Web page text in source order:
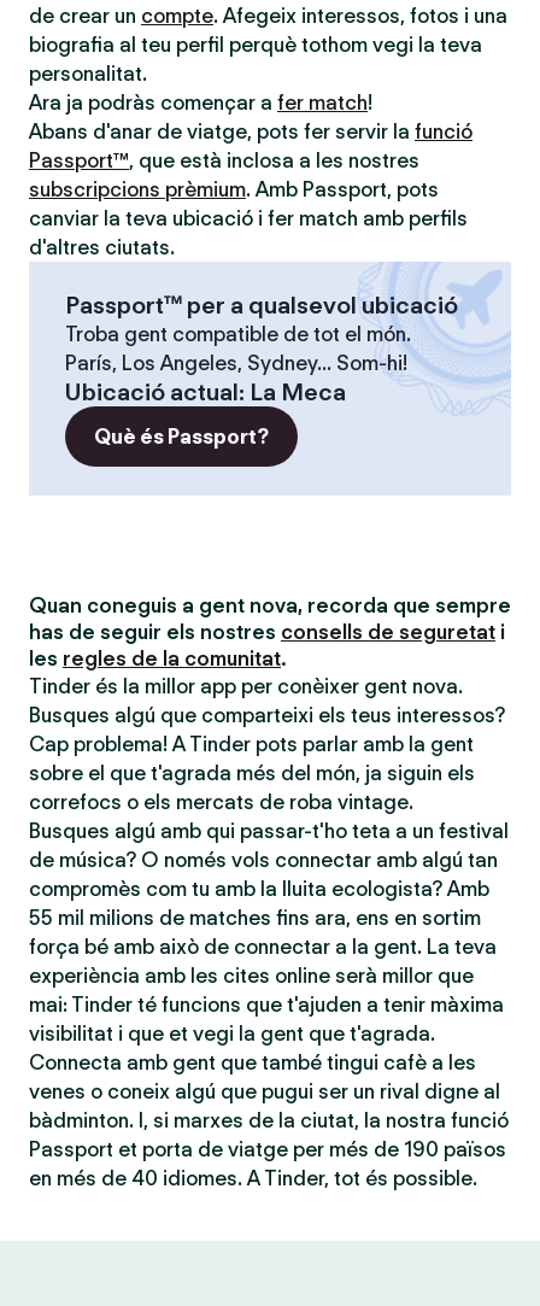
de crear un compte. Afegeix interessos, fotos i una
biografia al teu perfil perquè tothom vegi la teva
personalitat.
Ara ja podràs començar a fer match!
Abans d'anar de viatge, pots fer servir la funció
Passport™, que està inclosa a les nostres
subscripcions prèmium. Amb Passport, pots
canviar la teva ubicació i fer match amb perfils
d'altres ciutats.
Passport™ per a qualsevol ubicació
Troba gent compatible de tot el món.
París, Los Angeles, Sydney... Som-hi!
Ubicació actual: La Meca
Què és Passport?
Quan coneguis a gent nova, recorda que sempre
has de seguir els nostres consells de seguretat i
les regles de la comunitat.
Tinder és la millor app per conèixer gent nova.
Busques algú que comparteixi els teus interessos?
Cap problema! A Tinder pots parlar amb la gent
sobre el que t'agrada més del món, ja siguin els
correfocs o els mercats de roba vintage.
Busques algú amb qui passar-t'ho teta a un festival
de música? O només vols connectar amb algú tan
compromès com tu amb la lluita ecologista? Amb
55 mil milions de matches fins ara, ens en sortim
força bé amb això de connectar a la gent. La teva
experiència amb les cites online serà millor que
mai: Tinder té funcions que t'ajuden a tenir màxima
visibilitat i que et vegi la gent que t'agrada.
Connecta amb gent que també tingui cafè a les
venes o coneix algú que pugui ser un rival digne al
bàdminton. I, si marxes de la ciutat, la nostra funció
Passport et porta de viatge per més de 190 països
en més de 40 idiomes. A Tinder, tot és possible.